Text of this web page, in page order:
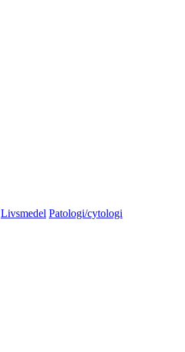
Livsmedel Patologi/cytologi